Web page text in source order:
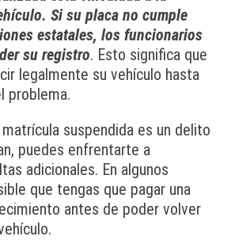
Si su placa no cumple
estatales, los funcionarios
su registro. Esto significa que
legalmente su vehículo hasta
problema.
suspendida es un delito
puedes enfrentarte a
adicionales. En algunos
que tengas que pagar una
antes de poder volver